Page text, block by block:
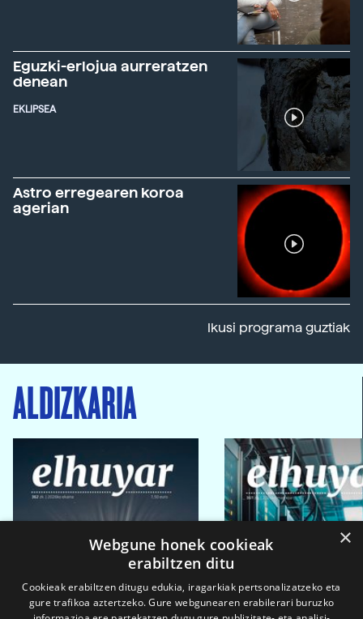
Eguzki-erlojua aurreratzen
denean
EKLIPSEA
Astro erregearen koroa
agerian
Ikusi programa guztiak
ALDIZKARIA
×
Webgune honek cookieak
erabiltzen ditu
Cookieak erabiltzen ditugu edukia, iragarkiak pertsonalizatzeko eta
gure trafikoa aztertzeko. Gure webgunearen erabilerari buruzko